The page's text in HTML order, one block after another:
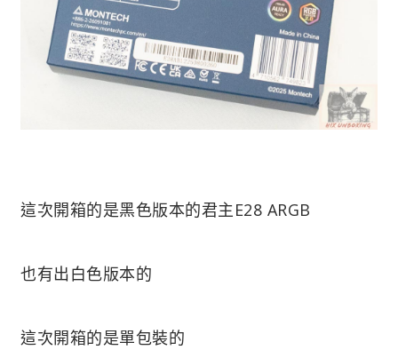
這次開箱的是黑色版本的君主E28 ARGB
也有出白色版本的
這次開箱的是單包裝的